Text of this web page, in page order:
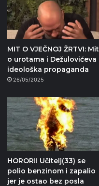
MIT O VJEČNOJ ŽRTVI: Mit
o urotama i Dežulovićeva
ideološka propaganda
26/05/2025
HOROR!! Učitelj(33) se
polio benzinom i zapalio
jer je ostao bez posla